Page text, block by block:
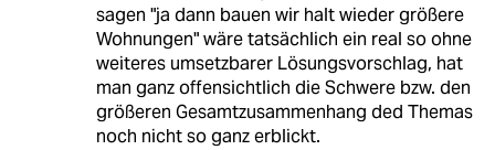
sagen "ja dann bauen wir halt wieder größere
Wohnungen" wäre tatsächlich ein real so ohne
weiteres umsetzbarer Lösungsvorschlag, hat
man ganz offensichtlich die Schwere bzw. den
größeren Gesamtzusammenhang ded Themas
noch nicht so ganz erblickt.